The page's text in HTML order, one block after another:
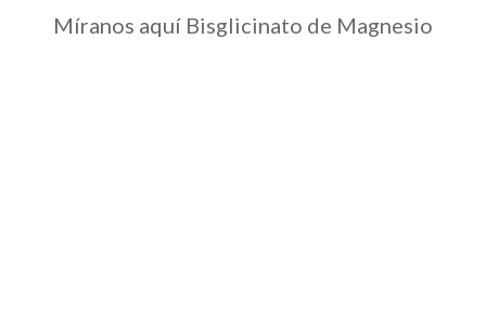
Míranos aquí Bisglicinato de Magnesio